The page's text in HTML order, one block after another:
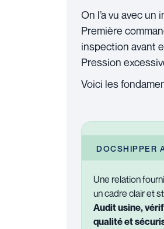
On l’a vu avec
Première
inspection avant
Pression
Voici les
DOCSHIPPER
Une relation
un cadre clair et
Audit usine,
qualité et